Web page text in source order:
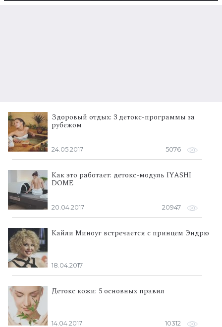
Здоровый отдых: 3 детокс-программы за
рубежом
24.05.2017 5076
Как это работает: детокс-модуль IYASHI
DOME
20.04.2017 20947
Кайли Миноуг встречается с принцем Эндрю
18.04.2017
Детокс кожи: 5 основных правил
14.04.2017 10312